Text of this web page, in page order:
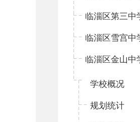
临淄区第三中
临淄区雪宫中
临淄区金山中
学校概况
规划统计